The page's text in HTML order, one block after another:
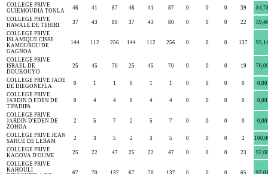
COLLEGE PRIVE
GUIEMOUDIA TONLA
46 41 87 46 41 87 0 0 0 39
COLLEGE PRIVE
HAWALE DE TEHIRI
37 43 80 37 43 80 0 0 0 22
COLLEGE PRIVE
ISLAMIQUE CISSE
KAMOUROU DE
GAGNOA
144 112 256 144 112 256 0 0 0 137
COLLEGE PRIVE
ISRAEL DE
DOUKOUYO
25 45 70 25 45 70 0 0 0 19
COLLEGE PRIVE JADE
DE DIEGONEFLA
0 1 1 0 1 1 0 0 0 0
0,00
COLLEGE PRIVE
JARDIN D EDEN DE
TIPADIPA
0 4 4 0 4 4 0 0 0 0 0,00
COLLEGE PRIVE
JARDIN D'EDEN DE
ZOHOA
2 5 7 2 5 7 0 0 0 0 0,00
COLLEGE PRIVE JEAN
SAHUE DE LEBAM
2 3 5 2 3 5 0 0 0 2
COLLEGE PRIVE
KAGOVA D'OUME
25 22 47 25 22 47 0 0 0 23
COLLEGE PRIVE
KAHOULI
67 70 137 67 70 137 0 0 0 65